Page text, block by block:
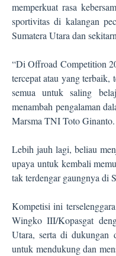
memperkuat rasa
sportivitas di kalangan
Sumatera Utara dan
“Di Offroad Competition
tercepat atau yang terbaik,
semua untuk saling
menambah pengalaman
Marsma TNI Toto Ginanto.
Lebih jauh lagi, beliau
upaya untuk kembali
tak terdengar gaungnya di
Kompetisi ini
Wingko III/Kopasgat
Utara, serta di dukungan
untuk mendukung dan